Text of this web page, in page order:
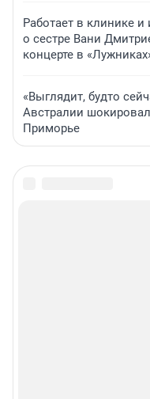
Работает в клинике и
о сестре Вани
концерте в
«Выглядит, будто
Австралии
Приморье